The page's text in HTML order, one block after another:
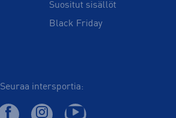
Suositut sisällöt
Black Friday
Seuraa intersportia: